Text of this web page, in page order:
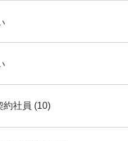
約社員 (10)